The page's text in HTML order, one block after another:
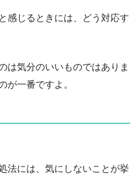
感じるときには、どう対応す
は気分のいいものではありま
が一番ですよ。
法には、気にしないことが挙